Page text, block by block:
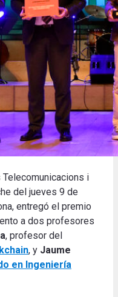
i
del jueves 9 de
entregó el premio
a dos profesores
, profesor del
, y Jaume
en Ingeniería